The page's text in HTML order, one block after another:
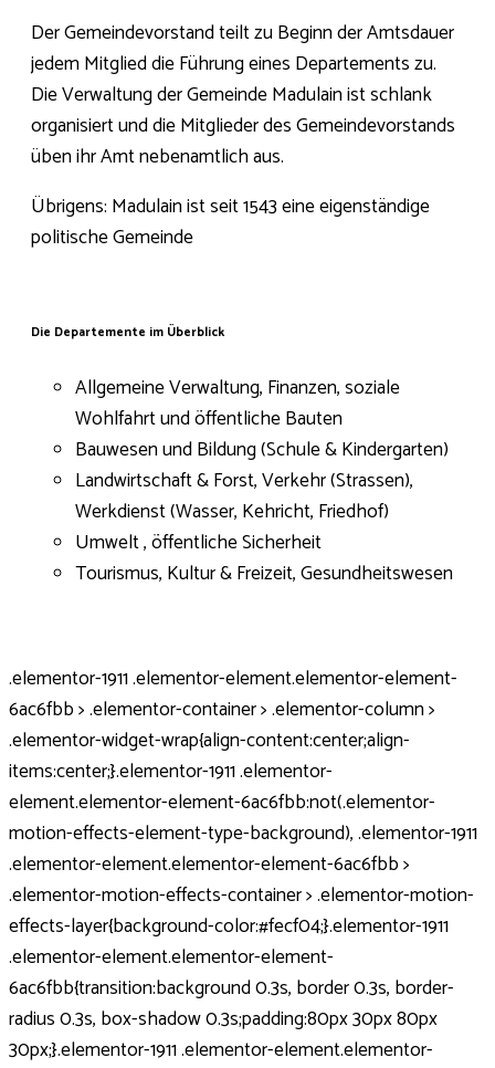
Der Gemeindevorstand teilt zu Beginn der Amtsdauer
jedem Mitglied die Führung eines Departements zu.
Die Verwaltung der Gemeinde Madulain ist schlank
organisiert und die Mitglieder des Gemeindevorstands
üben ihr Amt nebenamtlich aus.
Übrigens: Madulain ist seit 1543 eine eigenständige
politische Gemeinde
Die Departemente im Überblick
Allgemeine Verwaltung, Finanzen, soziale
Wohlfahrt und öffentliche Bauten
Bauwesen und Bildung (Schule & Kindergarten)
Landwirtschaft & Forst, Verkehr (Strassen),
Werkdienst (Wasser, Kehricht, Friedhof)
Umwelt , öffentliche Sicherheit
Tourismus, Kultur & Freizeit, Gesundheitswesen
.elementor-1911 .elementor-element.elementor-element-
6ac6fbb > .elementor-container > .elementor-column >
.elementor-widget-wrap{align-content:center;align-
items:center;}.elementor-1911 .elementor-
element.elementor-element-6ac6fbb:not(.elementor-
motion-effects-element-type-background), .elementor-1911
.elementor-element.elementor-element-6ac6fbb >
.elementor-motion-effects-container > .elementor-motion-
effects-layer{background-color:#fecf04;}.elementor-1911
.elementor-element.elementor-element-
6ac6fbb{transition:background 0.3s, border 0.3s, border-
radius 0.3s, box-shadow 0.3s;padding:80px 30px 80px
30px;}.elementor-1911 .elementor-element.elementor-